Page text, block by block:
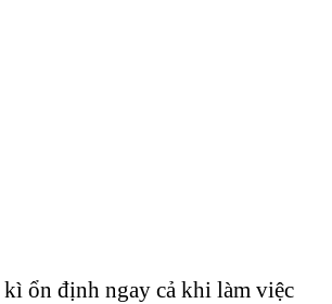
ổn định ngay cả khi làm việc